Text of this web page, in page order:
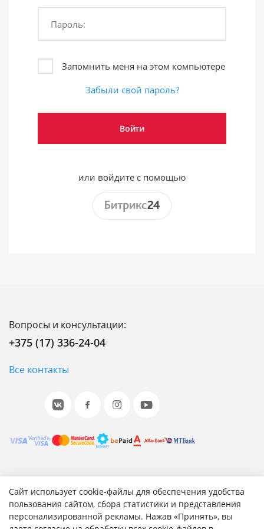
Сайт использует cookie-файлы для обеспечения удобства
пользования сайтом, сбора статистики и представления
персонализированной рекламы. Нажав «Принять», вы
Пароль:
Запомнить меня на этом компьютере
Забыли свой пароль?
или войдите с помощью
Вопросы и консультации:
+375 (17) 336-24-04
Все контакты
© 2001-2026 «Битрикс», «1С-Битрикс». Работает на 1С-
Битрикс: Управление сайтом.
Согласие на обработку персональных данных